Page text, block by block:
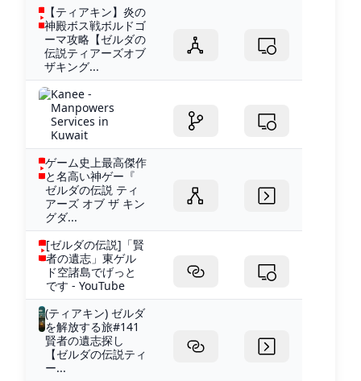
【ティアキン】炎の
神殿ボス戦ボルドゴ
ーマ攻略【ゼルダの
伝説ティアーズオブ
ザキング...
Kanee -
Manpowers
Services in
Kuwait
ゲーム史上最高傑作
と名高い神ゲー『
ゼルダの伝説 ティ
アーズ オブ ザ キン
グダ...
[ゼルダの伝説]「賢
者の遺志」東ゲル
ド空諸島でげっと
です - YouTube
(ティアキン) ゼルダ
を解放する旅#141
賢者の遺志探し
【ゼルダの伝説ティ
ー...